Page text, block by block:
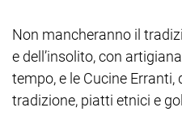
Non mancheranno il
e dell’insolito, con
tempo, e le Cucine
tradizione, piatti etnici e